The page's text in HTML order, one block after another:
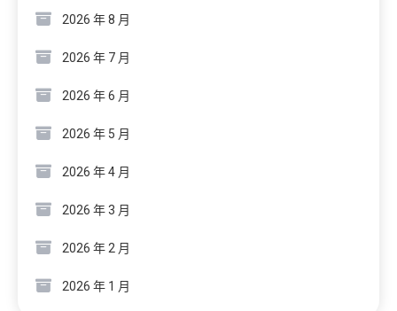
2026 年 8 月
2026 年 7 月
2026 年 6 月
2026 年 5 月
2026 年 4 月
2026 年 3 月
2026 年 2 月
2026 年 1 月